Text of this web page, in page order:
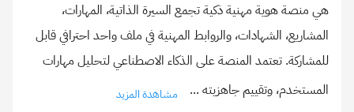
هي منصة هوية مهنية ذكية تجمع السيرة الذاتية، المهارات،
المشاريع، الشهادات، والروابط المهنية في ملف واحد احترافي قابل
للمشاركة. تعتمد المنصة على الذكاء الاصطناعي لتحليل مهارات
المستخدم، وتقييم جاهزيته ... مشاهدة المزيد